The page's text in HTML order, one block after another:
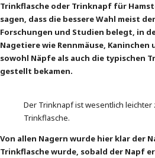
Trinkflasche oder Trinknapf für
sagen, dass die bessere Wahl meist
Forschungen und Studien belegt, in
Nagetiere wie Rennmäuse, Kaninchen
sowohl Näpfe als auch die typischen
gestellt bekamen.
Der Trinknapf ist wesentlich leichter
Trinkflasche.
Von allen Nagern wurde hier klar der
Trinkflasche wurde, sobald der Napf